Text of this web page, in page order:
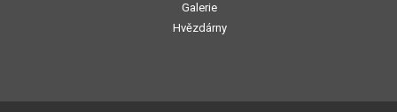
Galerie
Hvězdárny